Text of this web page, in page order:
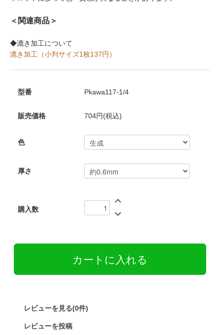
＜関連商品＞
◆漉き加工について
漉き加工（小判サイズ1枚137円）
型番 Pkawa117-1/4
販売価格 704円(税込)
色
厚さ
購入数
レビューを見る(0件)
レビューを投稿